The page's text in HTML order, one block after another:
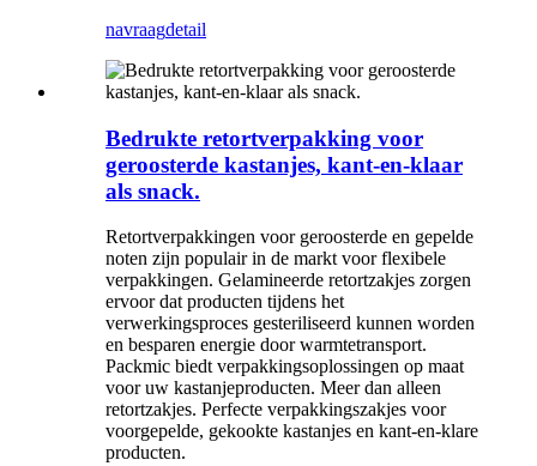
navraagdetail
Bedrukte retortverpakking voor
geroosterde kastanjes, kant-en-klaar
als snack.
Retortverpakkingen voor geroosterde en gepelde
noten zijn populair in de markt voor flexibele
verpakkingen. Gelamineerde retortzakjes zorgen
ervoor dat producten tijdens het
verwerkingsproces gesteriliseerd kunnen worden
en besparen energie door warmtetransport.
Packmic biedt verpakkingsoplossingen op maat
voor uw kastanjeproducten. Meer dan alleen
retortzakjes. Perfecte verpakkingszakjes voor
voorgepelde, gekookte kastanjes en kant-en-klare
producten.